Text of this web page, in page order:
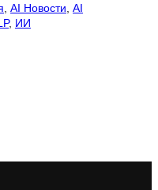
AI Новости AI
, ИИ